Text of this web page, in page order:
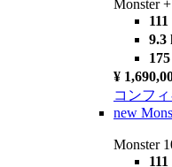
Monster +
9.3
¥
コンフ
new
Monster